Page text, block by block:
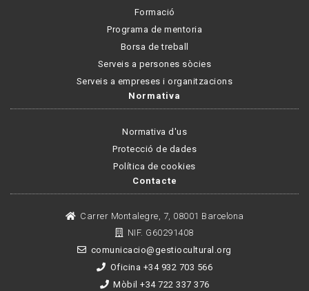
Formació
Programa de mentoria
Borsa de treball
Serveis a persones sòcies
Serveis a empreses i organitzacions
Normativa
Normativa d'us
Protecció de dades
Política de cookies
Contacte
Carrer Montalegre, 7, 08001 Barcelona
NIF. G60291408
comunicacio@gestiocultural.org
Oficina +34 932 703 566
Mòbil +34 722 337 376